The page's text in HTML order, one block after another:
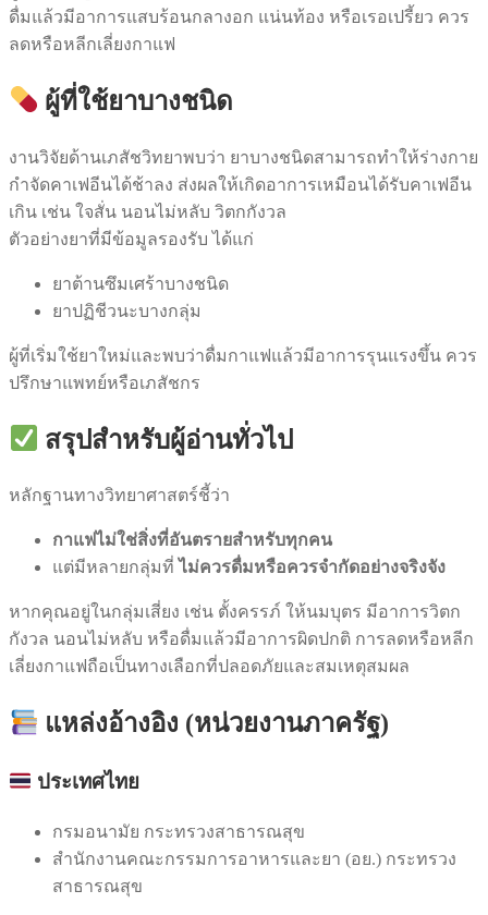
ดื่มแล้วมีอาการแสบร้อนกลางอก แน่นท้อง หรือเรอเปรี้ยว ควร
ลดหรือหลีกเลี่ยงกาแฟ
ผู้ที่ใช้ยาบางชนิด
งานวิจัยด้านเภสัชวิทยาพบว่า ยาบางชนิดสามารถทำให้ร่างกาย
กำจัดคาเฟอีนได้ช้าลง ส่งผลให้เกิดอาการเหมือนได้รับคาเฟอีน
เกิน เช่น ใจสั่น นอนไม่หลับ วิตกกังวล
ตัวอย่างยาที่มีข้อมูลรองรับ ได้แก่
ยาต้านซึมเศร้าบางชนิด
ยาปฏิชีวนะบางกลุ่ม
ผู้ที่เริ่มใช้ยาใหม่และพบว่าดื่มกาแฟแล้วมีอาการรุนแรงขึ้น ควร
ปรึกษาแพทย์หรือเภสัชกร
สรุปสำหรับผู้อ่านทั่วไป
หลักฐานทางวิทยาศาสตร์ชี้ว่า
กาแฟไม่ใช่สิ่งที่อันตรายสำหรับทุกคน
แต่มีหลายกลุ่มที่ไม่ควรดื่มหรือควรจำกัดอย่างจริงจัง
หากคุณอยู่ในกลุ่มเสี่ยง เช่น ตั้งครรภ์ ให้นมบุตร มีอาการวิตก
กังวล นอนไม่หลับ หรือดื่มแล้วมีอาการผิดปกติ การลดหรือหลีก
เลี่ยงกาแฟถือเป็นทางเลือกที่ปลอดภัยและสมเหตุสมผล
แหล่งอ้างอิง (หน่วยงานภาครัฐ)
ประเทศไทย
กรมอนามัย กระทรวงสาธารณสุข
สำนักงานคณะกรรมการอาหารและยา (อย.) กระทรวง
สาธารณสุข